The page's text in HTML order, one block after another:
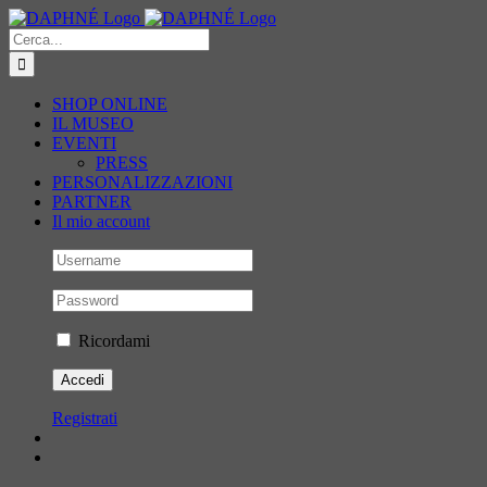
Salta
al
contenuto
Cerca
per:
SHOP ONLINE
IL MUSEO
EVENTI
PRESS
PERSONALIZZAZIONI
PARTNER
Il mio account
Ricordami
Registrati